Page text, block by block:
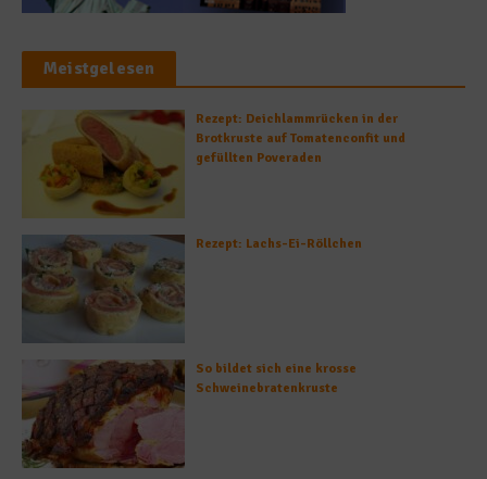
Meistgelesen
Rezept: Deichlammrücken in der
Brotkruste auf Tomatenconfit und
gefüllten Poveraden
Rezept: Lachs-Ei-Röllchen
So bildet sich eine krosse
Schweinebratenkruste